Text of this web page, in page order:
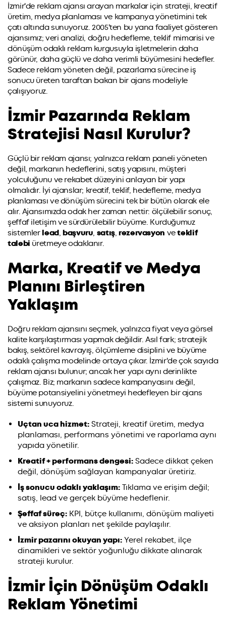
İzmir'de reklam ajansı arayan markalar için strateji, kreatif
üretim, medya planlaması ve kampanya yönetimini tek
çatı altında sunuyoruz. 2005'ten bu yana faaliyet gösteren
ajansımız; veri analizi, doğru hedefleme, teklif mimarisi ve
dönüşüm odaklı reklam kurgusuyla işletmelerin daha
görünür, daha güçlü ve daha verimli büyümesini hedefler.
Sadece reklam yöneten değil, pazarlama sürecine iş
sonucu üreten taraftan bakan bir ajans modeliyle
çalışıyoruz.
İzmir Pazarında Reklam
Stratejisi Nasıl Kurulur?
Güçlü bir reklam ajansı; yalnızca reklam paneli yöneten
değil, markanın hedeflerini, satış yapısını, müşteri
yolculuğunu ve rekabet düzeyini anlayan bir yapı
olmalıdır. İyi ajanslar; kreatif, teklif, hedefleme, medya
planlaması ve dönüşüm sürecini tek bir bütün olarak ele
alır. Ajansımızda odak her zaman nettir: ölçülebilir sonuç,
şeffaf iletişim ve sürdürülebilir büyüme. Kurduğumuz
sistemlerlead, başvuru, satış, rezervasyon veteklif
talebi üretmeye odaklanır.
Marka, Kreatif ve Medya
Planını Birleştiren
Yaklaşım
Doğru reklam ajansını seçmek, yalnızca fiyat veya görsel
kalite karşılaştırması yapmak değildir. Asıl fark; stratejik
bakış, sektörel kavrayış, ölçümleme disiplini ve büyüme
odaklı çalışma modelinde ortaya çıkar. İzmir'de çok sayıda
reklam ajansı bulunur; ancak her yapı aynı derinlikte
çalışmaz. Biz; markanın sadece kampanyasını değil,
büyüme potansiyelini yönetmeyi hedefleyen bir ajans
sistemi sunuyoruz.
Uçtan uca hizmet: Strateji, kreatif üretim, medya
planlaması, performans yönetimi ve raporlama aynı
yapıda yönetilir.
Kreatif + performans dengesi: Sadece dikkat çeken
değil, dönüşüm sağlayan kampanyalar üretiriz.
İş sonucu odaklı yaklaşım: Tıklama ve erişim değil;
satış, lead ve gerçek büyüme hedeflenir.
Şeffaf süreç: KPI, bütçe kullanımı, dönüşüm maliyeti
ve aksiyon planları net şekilde paylaşılır.
İzmir pazarını okuyan yapı: Yerel rekabet, ilçe
dinamikleri ve sektör yoğunluğu dikkate alınarak
strateji kurulur.
İzmir İçin Dönüşüm Odaklı
Reklam Yönetimi